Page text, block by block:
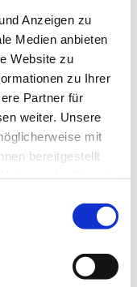
Anzeigen zu
Medien anbieten
Website zu
zu Ihrer
Partner für
weiter. Unsere
mit
bereitgestellt
nach
Paare